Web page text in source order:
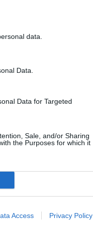
data.
Data.
Data for Targeted
Sale, and/or Sharing
the Purposes for which it
Access Privacy Policy
egyenként 80
illetve
páros Valentin-napi
5 darab, egyenként
80 lej
vacsorát
utalvány (120
valamint egy
vár az